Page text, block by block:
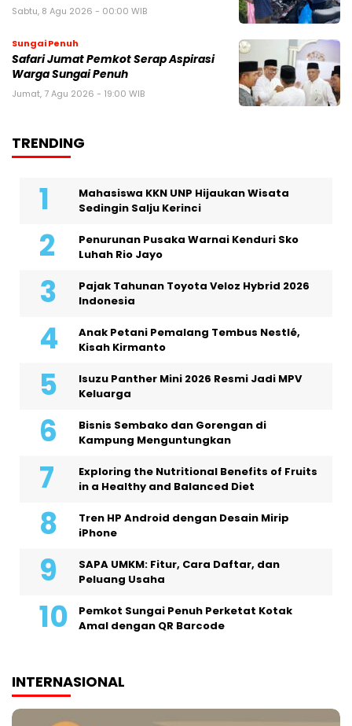
Sabtu, 8 Agu 2026 - 00:00 WIB
Sungai Penuh
Safari Jumat Pemkot Serap Aspirasi
Warga Sungai Penuh
Jumat, 7 Agu 2026 - 19:00 WIB
TRENDING
Mahasiswa KKN UNP Hijaukan Wisata
Sedingin Salju Kerinci
Penurunan Pusaka Warnai Kenduri Sko
Luhah Rio Jayo
Pajak Tahunan Toyota Veloz Hybrid 2026
Indonesia
Anak Petani Pemalang Tembus Nestlé,
Kisah Kirmanto
Isuzu Panther Mini 2026 Resmi Jadi MPV
Keluarga
Bisnis Sembako dan Gorengan di
Kampung Menguntungkan
Exploring the Nutritional Benefits of Fruits
in a Healthy and Balanced Diet
Tren HP Android dengan Desain Mirip
iPhone
SAPA UMKM: Fitur, Cara Daftar, dan
Peluang Usaha
Pemkot Sungai Penuh Perketat Kotak
Amal dengan QR Barcode
INTERNASIONAL